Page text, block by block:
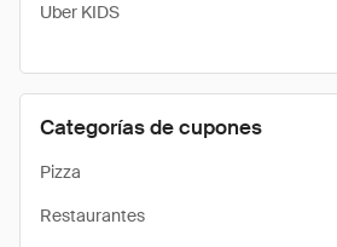
Uber KIDS
Categorías de cupones
Pizza
Restaurantes